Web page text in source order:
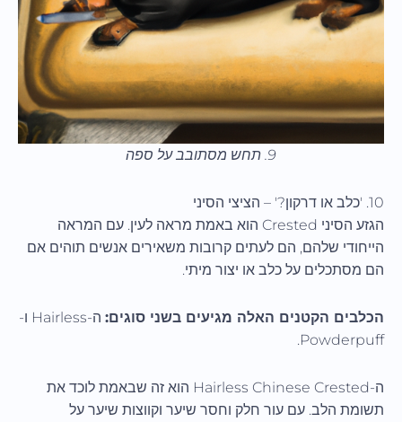
9. תחש מסתובב על ספה
10. 'כלב או דרקון?' – הציצי הסיני
הגזע הסיני Crested הוא באמת מראה לעין. עם המראה
הייחודי שלהם, הם לעתים קרובות משאירים אנשים תוהים אם
הם מסתכלים על כלב או יצור מיתי.
הכלבים הקטנים האלה מגיעים בשני סוגים:
ה-Hairless ו-
Powderpuff.
ה-Hairless Chinese Crested הוא זה שבאמת לוכד את
תשומת הלב. עם עור חלק וחסר שיער וקווצות שיער על